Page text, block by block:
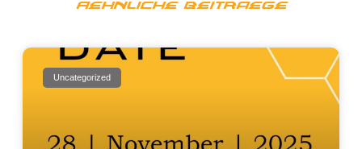
Aehnliche Beitraege
Uncategorized